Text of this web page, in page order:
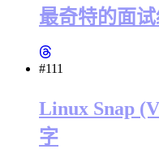
最奇特的面
#111
Linux Snap
字